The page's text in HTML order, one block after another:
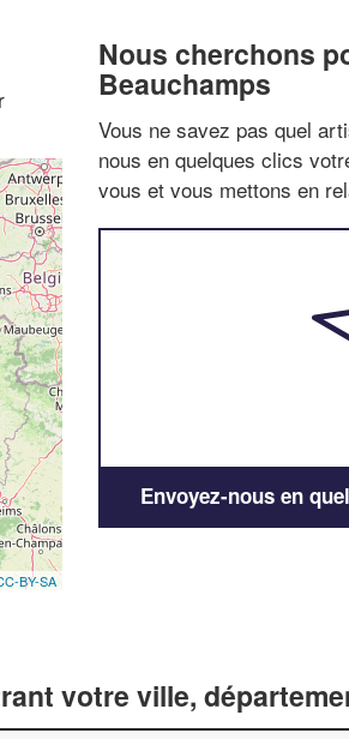
BY-SA
Nous cherchons
Beauchamps
Vous ne savez pas quel
nous en quelques clics
vous et vous mettons en
Envoyez-nous en
votre ville,